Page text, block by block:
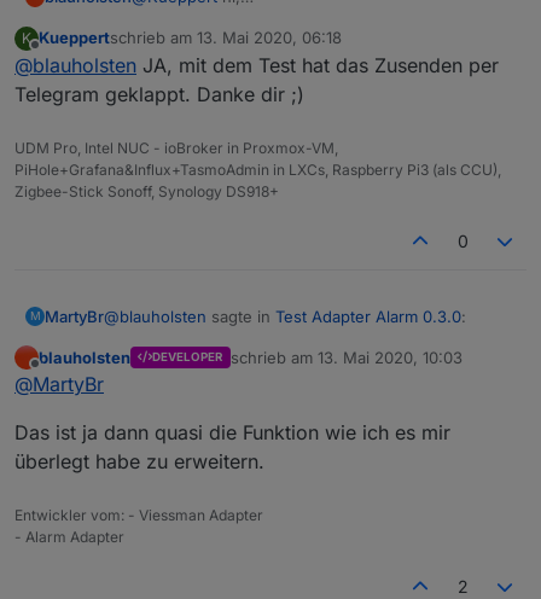
"etwas" verbesserten Anleitung, die ich ggf heute
Abend noch online Stelle beschrieben.
Wenn ich das jetzt richtig in Erinnerung habe, wird
beim Fehlschlagen der Aktivierung keine Nachricht
abgesetzt. Warum auch? Probier sie Mal zu
aktivieren und ändere dann ein state....
K
Offline
Kueppertschrieb am 13. Mai 2020, 06:18
zuletzt editiert von
@blauholsten JA, mit dem Test hat das Zusenden per
Telegram geklappt. Danke dir ;)
UDM Pro, Intel NUC - ioBroker in Proxmox-VM,
PiHole+Grafana&Influx+TasmoAdmin in LXCs, Raspberry Pi3 (als CCU),
Zigbee-Stick Sonoff, Synology DS918+
0
M MartyBr@blauholsten sagte in Test Adapter Alarm 0.3.0:
eine Stufe aktivieren, die z.B. den
Bewegungsmelder auf der Terrasse meldet.
mit einbeziehen.
Hallo blauholstenvielleicht kannst du bei deinem
Redesign auch die Alarm- und
Benachrichtigungskreise neu definieren. Die meisten
hier
Unscharf (Alarmanlage abgeschaltet)
Außenhülle wird überwacht)
Martin
Offline
blauholsten DEVELOPER schrieb am 13. Mai 2020, 10:03
zuletzt editiert von
@MartyBr
Das ist ja dann quasi die Funktion wie ich es mir
überlegt habe zu erweitern.
Entwickler vom: - Viessman Adapter
- Alarm Adapter
2